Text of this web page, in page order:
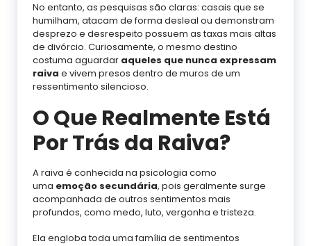
No entanto, as pesquisas são claras: casais que se
humilham, atacam de forma desleal ou demonstram
desprezo e desrespeito possuem as taxas mais altas
de divórcio. Curiosamente, o mesmo destino
costuma aguardar aqueles que nunca expressam
raiva e vivem presos dentro de muros de um
ressentimento silencioso.
O Que Realmente Está
Por Trás da Raiva?
A raiva é conhecida na psicologia como
uma emoção secundária, pois geralmente surge
acompanhada de outros sentimentos mais
profundos, como medo, luto, vergonha e tristeza.
Ela engloba toda uma família de sentimentos